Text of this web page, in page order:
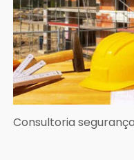
Consultoria